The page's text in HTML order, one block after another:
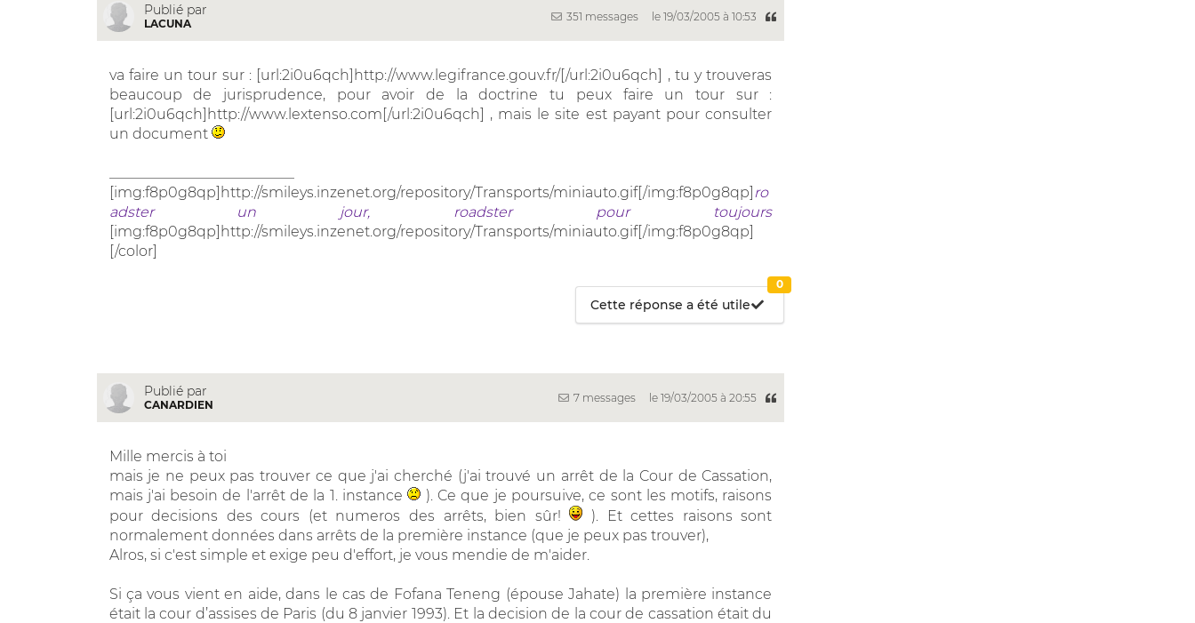
Publié par
LACUNA
351 messages le 19/03/2005 à 10:53
va faire un tour sur : [url:2i0u6qch]http://www.legifrance.gouv.fr/[/url:2i0u6qch] , tu y trouveras
beaucoup de jurisprudence, pour avoir de la doctrine tu peux faire un tour sur :
[url:2i0u6qch]http://www.lextenso.com[/url:2i0u6qch] , mais le site est payant pour consulter
un document
[img:f8p0g8qp]http://smileys.inzenet.org/repository/Transports/miniauto.gif[/img:f8p0g8qp] ro
adster un jour, roadster pour toujours
[img:f8p0g8qp]http://smileys.inzenet.org/repository/Transports/miniauto.gif[/img:f8p0g8qp]
[/color]
Cette réponse a été utile
0
Publié par
CANARDIEN
7 messages le 19/03/2005 à 20:55
Mille mercis à toi
mais je ne peux pas trouver ce que j'ai cherché (j'ai trouvé un arrêt de la Cour de Cassation,
mais j'ai besoin de l'arrêt de la 1. instance
). Ce que je poursuive, ce sont les motifs, raisons
pour decisions des cours (et numeros des arrêts, bien sûr!
). Et cettes raisons sont
normalement données dans arrêts de la première instance (que je peux pas trouver),
Alros, si c'est simple et exige peu d'effort, je vous mendie de m'aider.
Si ça vous vient en aide, dans le cas de Fofana Teneng (épouse Jahate) la première instance
était la cour d’assises de Paris (du 8 janvier 1993). Et la decision de la cour de cassation était du